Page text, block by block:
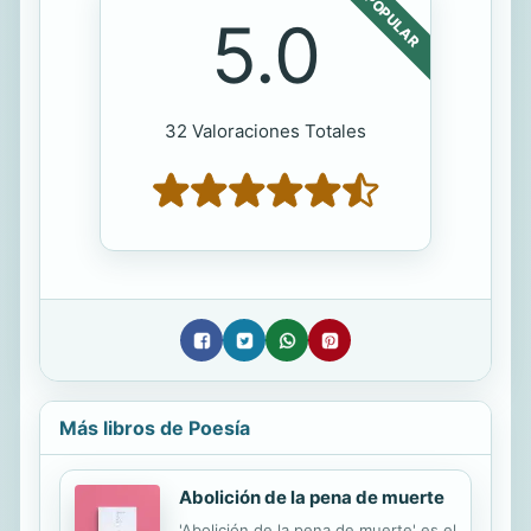
POPULAR
5.0
32 Valoraciones Totales
Más libros de Poesía
Abolición de la pena de muerte